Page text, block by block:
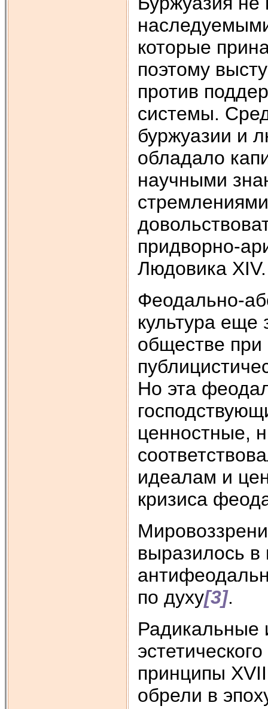
которые
поэтому
против
системы.
буржуазии и
обладало
научными
придворно-
Людовика XIV.
Феодально-
культура
обществе
Но эта
ценностные,
идеалам и
кризиса
выразилось
по духу[3].
Радикальные
принципы
обрели в